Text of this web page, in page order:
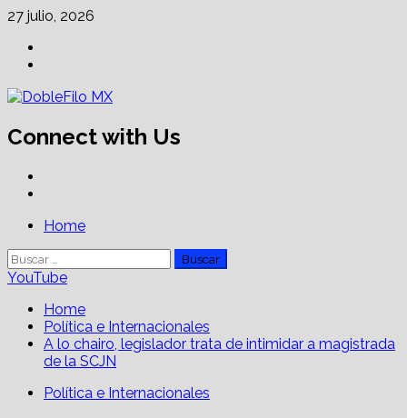
Skip
content
27 julio, 2026
Connect with Us
PrimaryHome
Buscar:
YouTube
Home
Política e Internacionales
A lo chairo, legislador trata de intimidar a magistrada
de la SCJN
Política e Internacionales